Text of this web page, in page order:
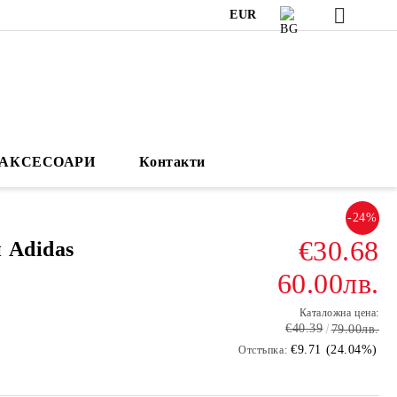
EUR
АКСЕСОАРИ Контакти
Adidas
-24%
€30.68
60.00лв.
Каталожна цена:
€40.39 79.00лв.
Отстъпка: €9.71 (24.04%)